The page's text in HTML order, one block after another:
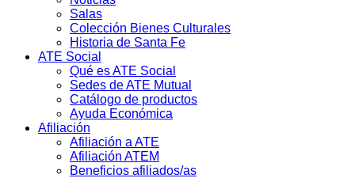
Salas
Colección Bienes Culturales
Historia de Santa Fe
ATE Social
Qué es ATE Social
Sedes de ATE Mutual
Catálogo de productos
Ayuda Económica
Afiliación
Afiliación a ATE
Afiliación ATEM
Beneficios afiliados/as